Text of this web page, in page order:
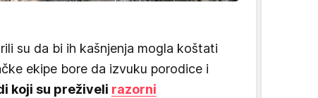
su da bi ih kašnjenja mogla koštati
ekipe bore da izvuku porodice i
koji su preživeli razorni